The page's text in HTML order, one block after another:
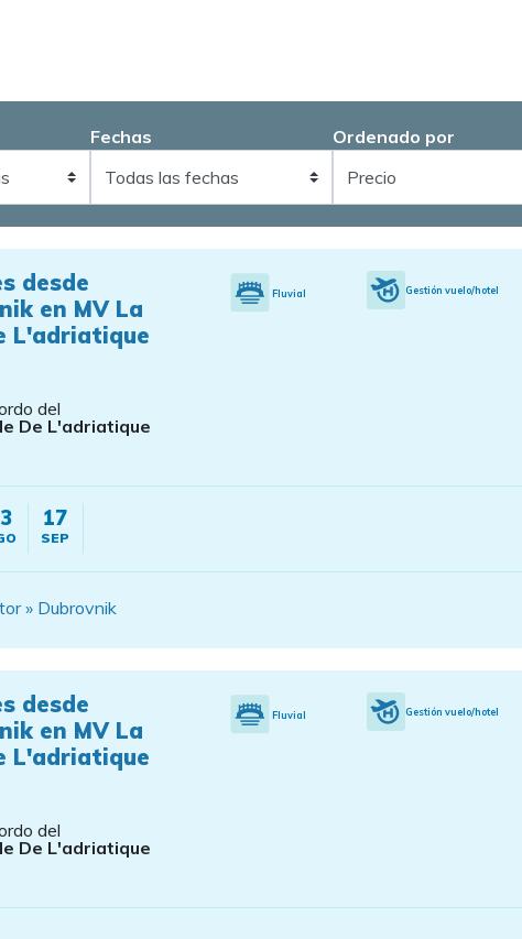
Fechas Ordenado por
desde
en MV La
L'adriatique
del
De L'adriatique
Fluvial Gestión vuelo/hotel
17
SEP
» Dubrovnik
desde
en MV La
L'adriatique
del
De L'adriatique
Fluvial Gestión vuelo/hotel